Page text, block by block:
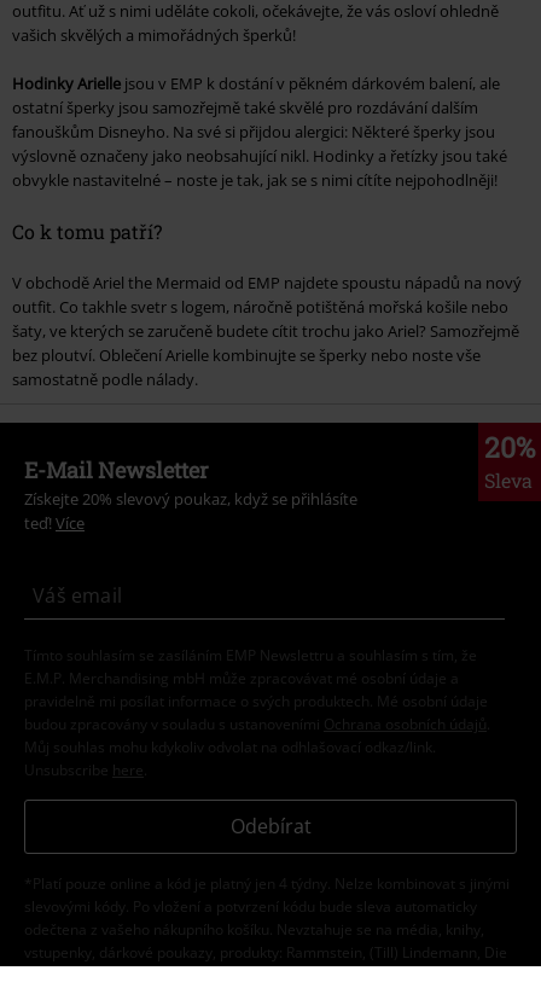
outfitu. Ať už s nimi uděláte cokoli, očekávejte, že vás osloví ohledně
vašich skvělých a mimořádných šperků!
Hodinky Arielle jsou v EMP k dostání v pěkném dárkovém balení, ale
ostatní šperky jsou samozřejmě také skvělé pro rozdávání dalším
fanouškům Disneyho. Na své si přijdou alergici: Některé šperky jsou
výslovně označeny jako neobsahující nikl. Hodinky a řetízky jsou také
obvykle nastavitelné – noste je tak, jak se s nimi cítíte nejpohodlněji!
Co k tomu patří?
V obchodě Ariel the Mermaid od EMP najdete spoustu nápadů na nový
outfit. Co takhle svetr s logem, náročně potištěná mořská košile nebo
šaty, ve kterých se zaručeně budete cítit trochu jako Ariel? Samozřejmě
bez ploutví. Oblečení Arielle kombinujte se šperky nebo noste vše
samostatně podle nálady.
20%
Sleva
E-Mail Newsletter
Získejte 20% slevový poukaz, když se přihlásíte
teď! Více
Tímto souhlasím se zasíláním EMP Newslettru a souhlasím s tím, že
E.M.P. Merchandising mbH může zpracovávat mé osobní údaje a
pravidelně mi posílat informace o svých produktech. Mé osobní údaje
budou zpracovány v souladu s ustanoveními
Ochrana osobních údajů
Můj souhlas mohu kdykoliv odvolat na odhlašovací odkaz/link.
Unsubscribe here
Odebírat
*Platí pouze online a kód je platný jen 4 týdny. Nelze kombinovat s jinými
slevovými kódy. Po vložení a potvrzení kódu bude sleva automaticky
odečtena z vašeho nákupního košíku. Nevztahuje se na média, knihy,
vstupenky, dárkové poukazy, produkty: Rammstein, (Till) Lindemann, Die